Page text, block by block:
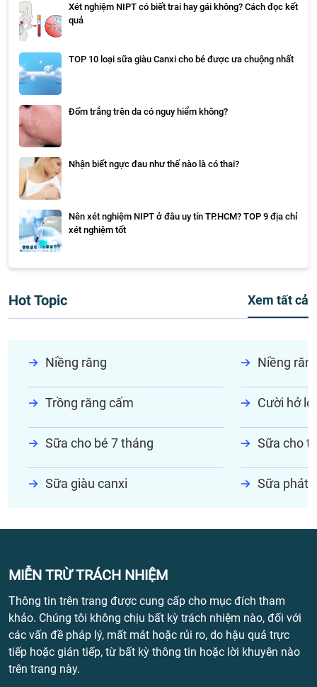
Xét nghiệm NIPT có biết trai hay gái không? Cách đọc kết
quả
TOP 10 loại sữa giàu Canxi cho bé được ưa chuộng nhất
Đốm trắng trên da có nguy hiểm không?
Nhận biết ngực đau như thế nào là có thai?
Nên xét nghiệm NIPT ở đâu uy tín TP.HCM? TOP 9 địa chỉ
xét nghiệm tốt
Hot Topic Xem tất cả
Niềng răng Niềng
Trồng răng cấm Cười hở lợi
Sữa cho bé 7 tháng Sữa cho
Sữa giàu canxi Sữa phát
MIỄN TRỪ TRÁCH NHIỆM
Thông tin trên trang được cung cấp cho mục đích tham
khảo. Chúng tôi không chịu bất kỳ trách nhiệm nào, đối với
các vấn đề pháp lý, mất mát hoặc rủi ro, do hậu quả trực
tiếp hoặc gián tiếp, từ bất kỳ thông tin hoặc lời khuyên nào
trên trang này.